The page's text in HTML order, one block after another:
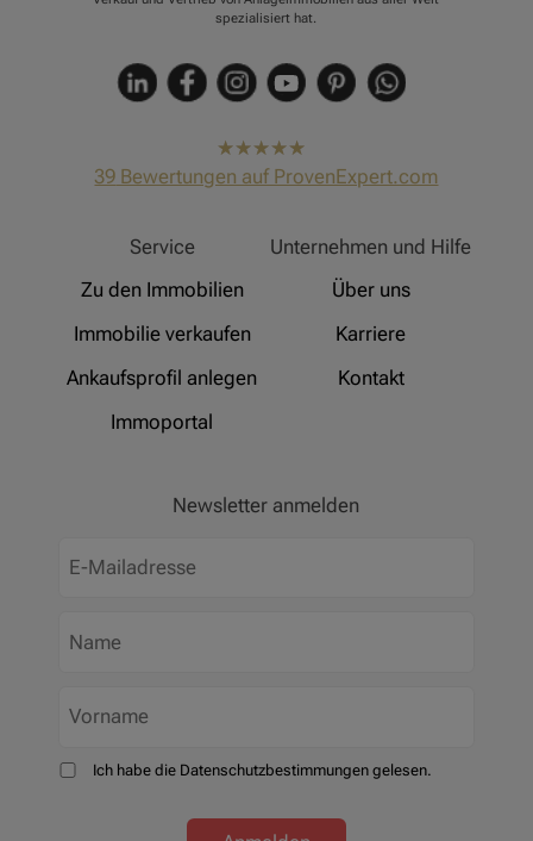
spezialisiert hat.
hat4,91
von5
39 Bewertungen auf ProvenExpert.com
Service
Zu den Immobilien
Immobilie verkaufen
Ankaufsprofil anlegen
Immoportal
Unternehmen und Hilfe
Über uns
Karriere
Kontakt
Newsletter anmelden
Ich habe die Datenschutzbestimmungen gelesen.